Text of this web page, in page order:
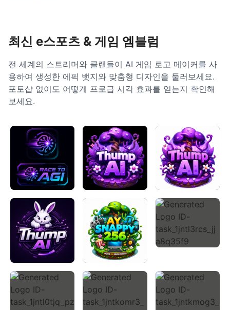
최신 e스포츠 & 게임 엠블럼
전 세계의 스트리머와 클랜들이 AI 게임 로고 메이커를 사
용하여 생성한 에픽 뱃지와 맞춤형 디자인을 둘러보세요.
포토샵 없이도 어떻게 프로급 시각 효과를 얻는지 확인해
보세요.